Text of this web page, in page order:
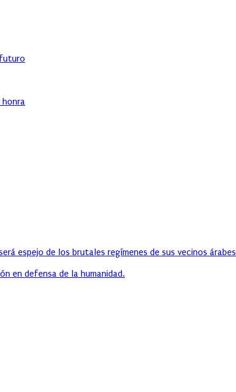
honra
espejo de los brutales regímenes de sus vecinos árabes
en defensa de la humanidad.